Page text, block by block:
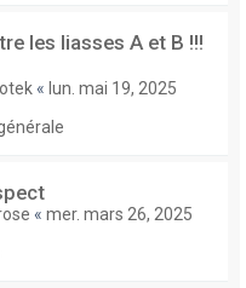
les liasses A et B !!!
« lun. mai 19, 2025
« mer. mars 26, 2025